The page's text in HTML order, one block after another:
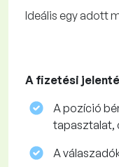
Ideális egy adott
A fizetési
A pozíció
tapasztalat,
A